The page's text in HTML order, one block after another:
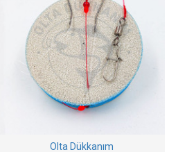
Olta Dükkanım